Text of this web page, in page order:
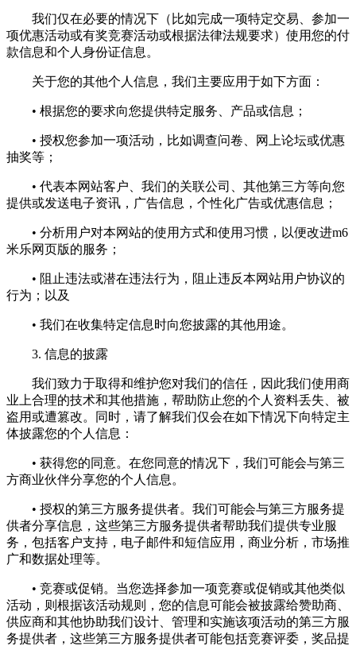
我们仅在必要的情况下（比如完成一项特定交易、参加一
项优惠活动或有奖竞赛活动或根据法律法规要求）使用您的付
款信息和个人身份证信息。
关于您的其他个人信息，我们主要应用于如下方面：
• 根据您的要求向您提供特定服务、产品或信息；
• 授权您参加一项活动，比如调查问卷、网上论坛或优惠
抽奖等；
• 代表本网站客户、我们的关联公司、其他第三方等向您
提供或发送电子资讯，广告信息，个性化广告或优惠信息；
• 分析用户对本网站的使用方式和使用习惯，以便改进m6
米乐网页版的服务；
• 阻止违法或潜在违法行为，阻止违反本网站用户协议的
行为；以及
• 我们在收集特定信息时向您披露的其他用途。
3. 信息的披露
我们致力于取得和维护您对我们的信任，因此我们使用商
业上合理的技术和其他措施，帮助防止您的个人资料丢失、被
盗用或遭篡改。同时，请了解我们仅会在如下情况下向特定主
体披露您的个人信息：
• 获得您的同意。在您同意的情况下，我们可能会与第三
方商业伙伴分享您的个人信息。
• 授权的第三方服务提供者。我们可能会与第三方服务提
供者分享信息，这些第三方服务提供者帮助我们提供专业服
务，包括客户支持，电子邮件和短信应用，商业分析，市场推
广和数据处理等。
• 竞赛或促销。当您选择参加一项竞赛或促销或其他类似
活动，则根据该活动规则，您的信息可能会被披露给赞助商、
供应商和其他协助我们设计、管理和实施该项活动的第三方服
务提供者，这些第三方服务提供者可能包括竞赛评委，奖品提